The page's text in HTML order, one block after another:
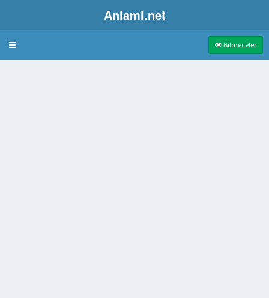
Anlami.net
Bulmaca Bilmeceler